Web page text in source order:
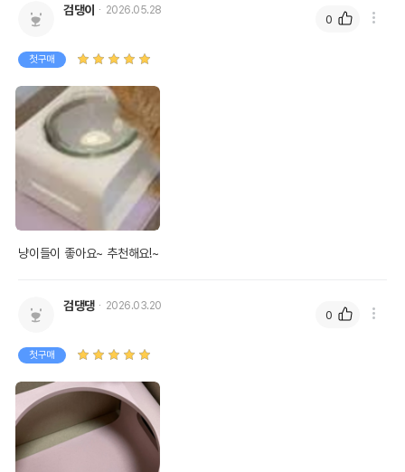
검댕이 2026.05.28
첫구매
냥이들이 좋아요~ 추천해요!~
0
검댕댕 2026.03.20
첫구매
0